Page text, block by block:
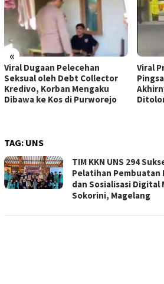
«
Viral Dugaan Pelecehan
Seksual oleh Debt Collector
Kredivo, Korban Mengaku
Dibawa ke Kos di Purworejo
Viral
TAG: UNS
TIM KKN UNS 294
Pelatihan Pembuatan
dan Sosialisasi Digital
Sokorini, Magelang